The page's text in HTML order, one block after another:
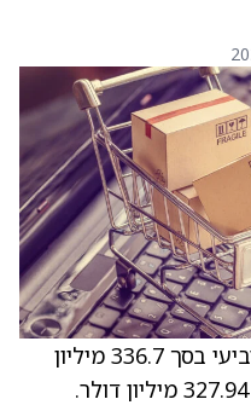
מדווחת על הכנסות ברבעון הרביעי בסך 336.7 מיליון
דולר, לעומת צפי קונצנזוס של 327.94 מיליון דולר.